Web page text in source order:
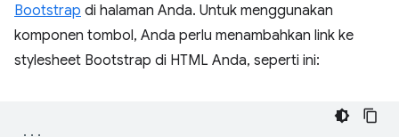
Bootstrap di halaman Anda. Untuk menggunakan
komponen tombol, Anda perlu menambahkan link ke
stylesheet Bootstrap di HTML Anda, seperti ini:
...